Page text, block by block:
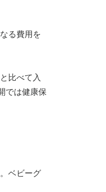
る費用を
比べて入
では健康保
ベビーグ